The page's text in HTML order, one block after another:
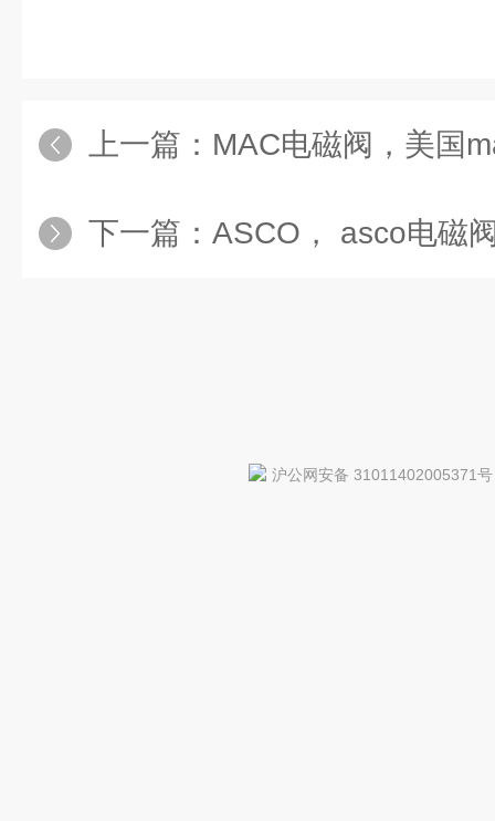
上一篇： MAC电磁阀，美国mac电磁
下一篇： ASCO， asco电磁阀型号， 美
沪公网安备 31011402005371号